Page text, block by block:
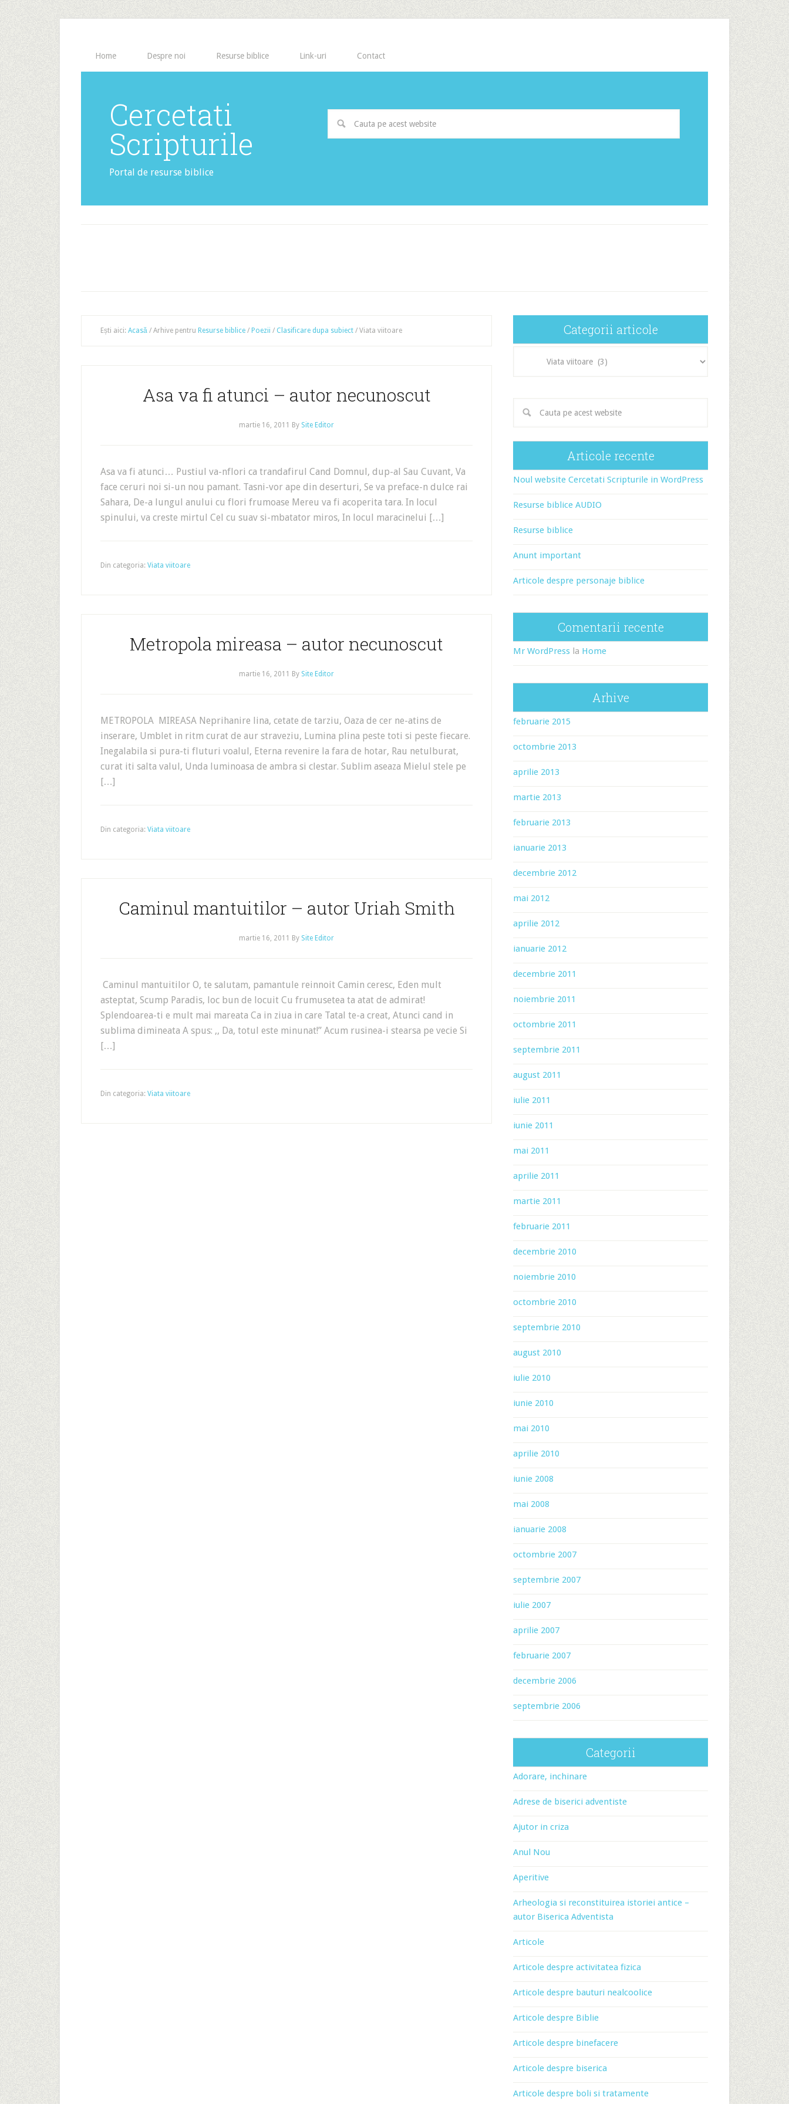
Home Despre noi Resurse biblice Link-uri Contact
Cercetati
Scripturile
Portal de resurse biblice
Ești aici: Acasă / Arhive pentru Resurse biblice / Poezii / Clasificare dupa subiect / Viata viitoare
Asa va fi atunci – autor necunoscut
martie 16, 2011 By Site Editor
Asa va fi atunci… Pustiul va-nflori ca trandafirul Cand Domnul, dup-al Sau Cuvant, Va
face ceruri noi si-un nou pamant. Tasni-vor ape din deserturi, Se va preface-n dulce rai
Sahara, De-a lungul anului cu flori frumoase Mereu va fi acoperita tara. In locul
spinului, va creste mirtul Cel cu suav si-mbatator miros, In locul maracinelui […]
Din categoria: Viata viitoare
Metropola mireasa – autor necunoscut
martie 16, 2011 By Site Editor
METROPOLA MIREASA Neprihanire lina, cetate de tarziu, Oaza de cer ne-atins de
inserare, Umblet in ritm curat de aur straveziu, Lumina plina peste toti si peste fiecare.
Inegalabila si pura-ti fluturi voalul, Eterna revenire la fara de hotar, Rau netulburat,
curat iti salta valul, Unda luminoasa de ambra si clestar. Sublim aseaza Mielul stele pe
[…]
Din categoria: Viata viitoare
Caminul mantuitilor – autor Uriah Smith
martie 16, 2011 By Site Editor
Caminul mantuitilor O, te salutam, pamantule reinnoit Camin ceresc, Eden mult
asteptat, Scump Paradis, loc bun de locuit Cu frumusetea ta atat de admirat!
Splendoarea-ti e mult mai mareata Ca in ziua in care Tatal te-a creat, Atunci cand in
sublima dimineata A spus: ,, Da, totul este minunat!” Acum rusinea-i stearsa pe vecie Si
[…]
Din categoria: Viata viitoare
Categorii articole
Articole recente
Noul website Cercetati Scripturile in WordPress
Resurse biblice AUDIO
Resurse biblice
Anunt important
Articole despre personaje biblice
Comentarii recente
Mr WordPress la Home
Arhive
februarie 2015
octombrie 2013
aprilie 2013
martie 2013
februarie 2013
ianuarie 2013
decembrie 2012
mai 2012
aprilie 2012
ianuarie 2012
decembrie 2011
noiembrie 2011
octombrie 2011
septembrie 2011
august 2011
iulie 2011
iunie 2011
mai 2011
aprilie 2011
martie 2011
februarie 2011
decembrie 2010
noiembrie 2010
octombrie 2010
septembrie 2010
august 2010
iulie 2010
iunie 2010
mai 2010
aprilie 2010
iunie 2008
mai 2008
ianuarie 2008
octombrie 2007
septembrie 2007
iulie 2007
aprilie 2007
februarie 2007
decembrie 2006
septembrie 2006
Categorii
Adorare, inchinare
Adrese de biserici adventiste
Ajutor in criza
Anul Nou
Aperitive
Arheologia si reconstituirea istoriei antice –
autor Biserica Adventista
Articole
Articole despre activitatea fizica
Articole despre bauturi nealcoolice
Articole despre Biblie
Articole despre binefacere
Articole despre biserica
Articole despre boli si tratamente